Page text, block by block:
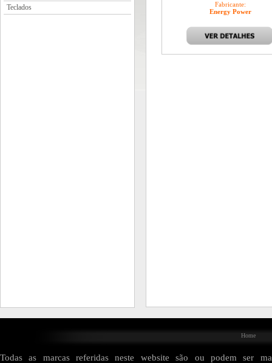
Teclados
Fabricante:
Energy Power
Home
Todas as marcas referidas neste website são ou podem ser